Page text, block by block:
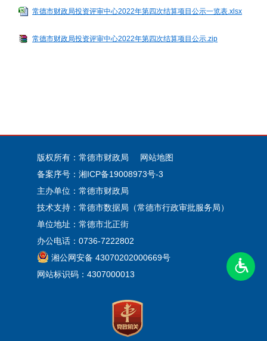
常德市财政局投资评审中心2022年第四次结算项目公示一览表.xlsx
常德市财政局投资评审中心2022年第四次结算项目公示.zip
版权所有：常德市财政局
网站地图
备案序号： 湘ICP备19008973号-3
主办单位：常德市财政局
技术支持：常德市数据局（常德市行政审批服务局）
单位地址：常德市北正街
办公电话：0736-7222802
湘公网安备 43070202000669号
网站标识码：4307000013